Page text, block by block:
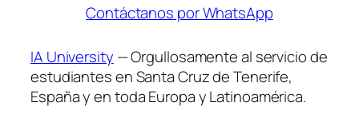
Contáctanos por WhatsApp
IA University — Orgullosamente al servicio de
estudiantes en Santa Cruz de Tenerife,
España y en toda Europa y Latinoamérica.